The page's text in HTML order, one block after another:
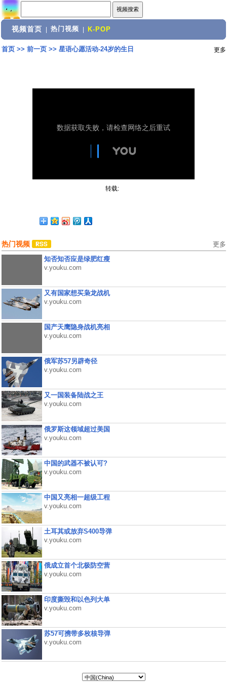
视频首页 热门视频 K-POP
首页>> 前一页>> 星语心愿活动-24岁的生日 更多
转载:
热门视频 更多
知否知否应是绿肥红瘦
v.youku.com
又有国家想买枭龙战机
v.youku.com
国产天鹰隐身战机亮相
v.youku.com
俄军苏57另辟奇径
v.youku.com
又一国装备陆战之王
v.youku.com
俄罗斯这领域超过美国
v.youku.com
中国的武器不被认可?
v.youku.com
中国又亮相一超级工程
v.youku.com
土耳其或放弃S400导弹
v.youku.com
俄成立首个北极防空营
v.youku.com
印度撕毁和以色列大单
v.youku.com
苏57可携带多枚核导弹
v.youku.com